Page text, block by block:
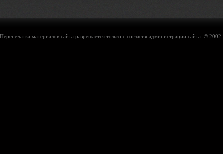
Перепечатка материалов сайта разрешается только с согласия администрации сайта. ©